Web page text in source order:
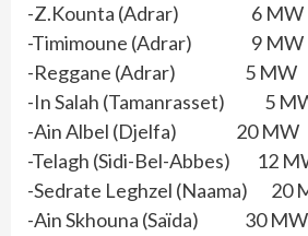
-Z.Kounta (Adrar) 6 MW
-Timimoune (Adrar) 9 MW
-Reggane (Adrar) 5 MW
-In Salah (Tamanrasset) 5
-Ain Albel (Djelfa) 20 MW
-Telagh (Sidi-Bel-Abbes) 12
-Sedrate Leghzel (Naama) 20
-Ain Skhouna (Saïda) 30 MW